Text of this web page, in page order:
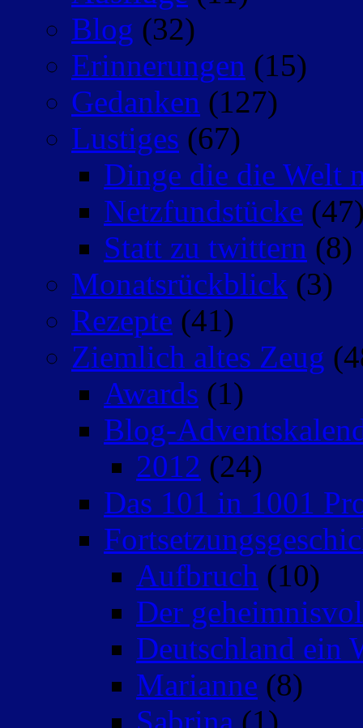
Blog (32)
Erinnerungen (15)
Gedanken (127)
Lustiges (67)
Dinge die die Welt
Netzfundstücke
Statt zu twittern (8)
Monatsrückblick (3)
Rezepte (41)
Ziemlich altes Zeug
Awards (1)
Blog-
2012 (24)
Das 101 in 1001
Aufbruch (10)
Der
Deutschland ein
Marianne (8)
Sabrina (1)